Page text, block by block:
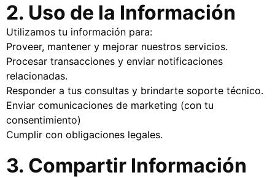
2. Uso de la Información
Utilizamos tu información para:
Proveer, mantener y mejorar nuestros servicios.
Procesar transacciones y enviar notificaciones
relacionadas.
Responder a tus consultas y brindarte soporte técnico.
Enviar comunicaciones de marketing (con tu
consentimiento)
Cumplir con obligaciones legales.
3. Compartir Información